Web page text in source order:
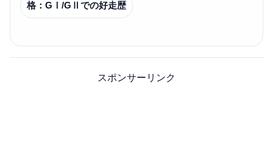
格： GⅠ/GⅡでの好走歴
スポンサーリンク